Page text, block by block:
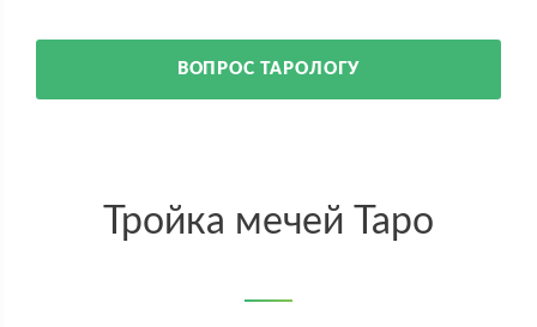
ВОПРОС ТАРОЛОГУ
Тройка мечей Таро